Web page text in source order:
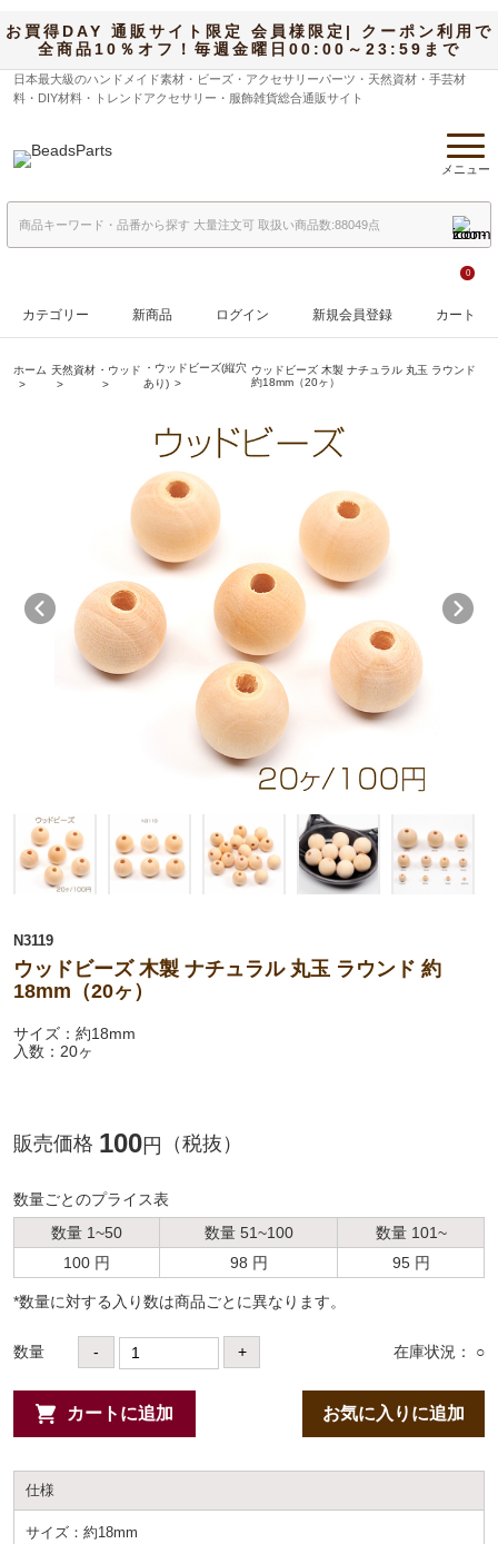
お買得DAY 通販サイト限定 会員様限定| クーポン利用で
全商品10％オフ！毎週金曜日00:00～23:59まで
日本最大級のハンドメイド素材・ビーズ・アクセサリーパーツ・天然資材・手芸材
料・DIY材料・トレンドアクセサリー・服飾雑貨総合通販サイト
メニュー
カテゴリー 新商品 ログイン 新規会員登録
0
カート
ホーム 天然資材 ・ウッド
・ウッドビーズ(縦穴
あり)
ウッドビーズ 木製 ナチュラル 丸玉 ラウンド
約18mm（20ヶ）
N3119
ウッドビーズ 木製 ナチュラル 丸玉 ラウンド 約
18mm（20ヶ）
サイズ：約18mm
入数：20ヶ
販売価格 100円 （税抜）
数量ごとのプライス表
数量 1~50
数量 51~100
数量 101~
100 円
98 円 95 円
*数量に対する⼊り数は商品ごとに異なります。
数量 - + 在庫状況： ○
カートに追加 お気に入りに追加
仕様
サイズ：約18mm